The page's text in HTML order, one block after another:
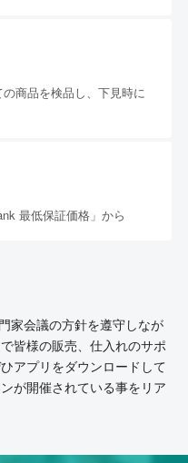
商品を検品し、下見時に
最低保証価格」から
家会議の方針を遵守しなが
皆様の販売、仕入れのサポ
アプリをダウンロードして
が開催されている事をリア